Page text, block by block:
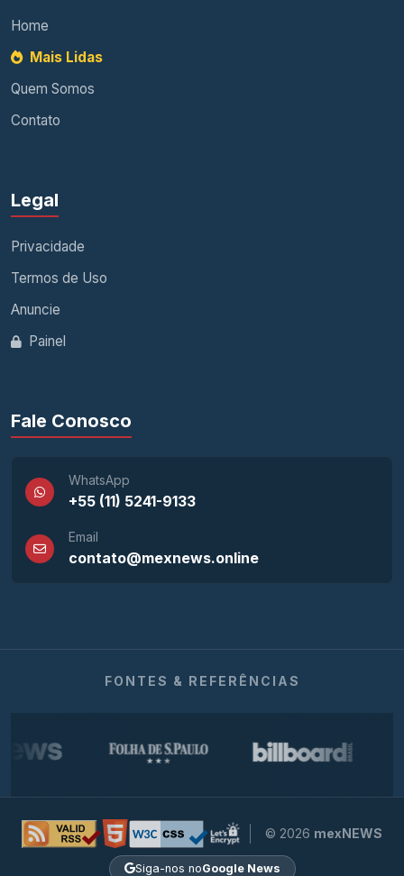
Home
Mais Lidas
Quem Somos
Contato
Legal
Privacidade
Termos de Uso
Anuncie
Painel
Fale Conosco
WhatsApp
+55 (11) 5241-9133
Email
contato@mexnews.online
FONTES & REFERÊNCIAS
© 2026 mexNEWS
Siga-nos noGoogle News